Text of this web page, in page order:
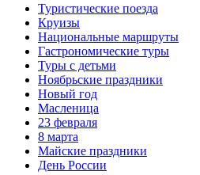
Туристические поезда
Круизы
Национальные маршруты
Гастрономические туры
Туры с детьми
Ноябрьские праздники
Новый год
Масленица
23 февраля
8 марта
Майские праздники
День России